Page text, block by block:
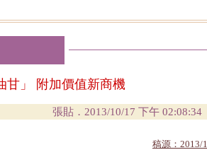
甘」 附加價值新商機
張貼． 2013/10/17 下午 02:08:34
稿源：2013/